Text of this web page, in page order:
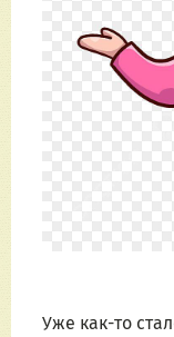
Уже как-то